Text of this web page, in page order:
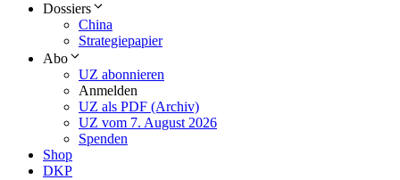
Dossiers
China
Strategiepapier
Abo
UZ abonnieren
Anmelden
UZ als PDF (Archiv)
UZ vom 7. August 2026
Spenden
Shop
DKP